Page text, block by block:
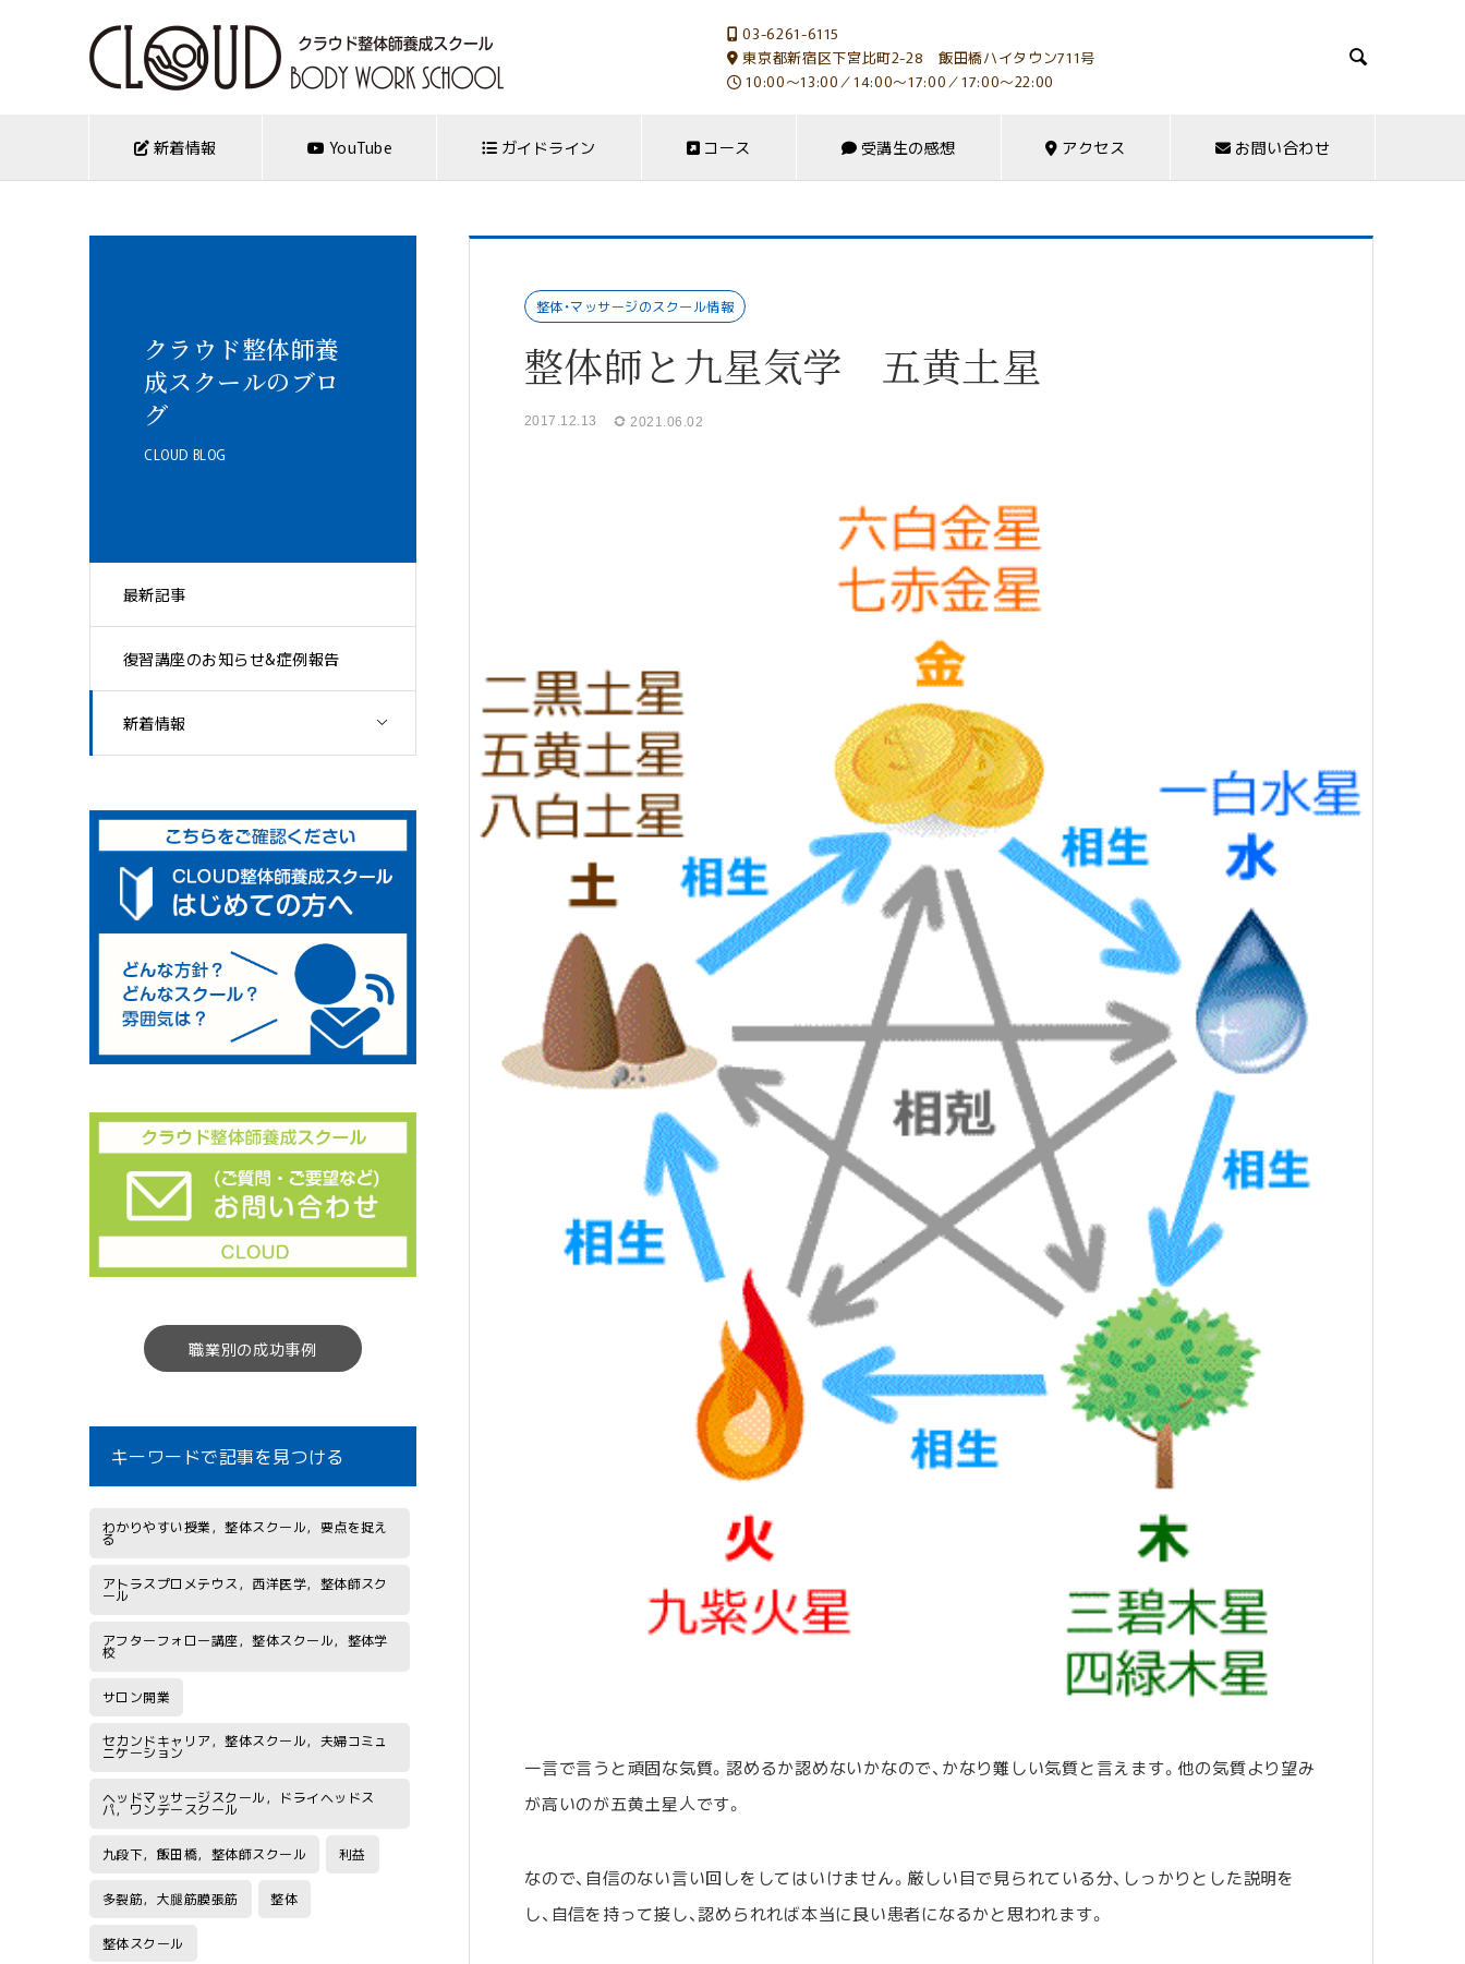
03-6261-6115
東京都新宿区下宮比町2-28 飯田橋ハイタウン711号
10:00～13:00／14:00～17:00／17:00～22:00

新着情報 YouTube ガイドライン コース 受講生の感想 アクセス お問い合わせ
クラウド整体師養
成スクールのブロ
グ
CLOUD BLOG
最新記事
復習講座のお知らせ&症例報告
新着情報
整体・マッサージのスクール情報
整体師と九星気学 五黄土星
2017.12.13 2021.06.02
一言で言うと頑固な気質。認めるか認めないかなので、かなり難しい気質と言えます。他の気質より望み
が高いのが五黄土星人です。
なので、自信のない言い回しをしてはいけません。厳しい目で見られている分、しっかりとした説明を
し、自信を持って接し、認められれば本当に良い患者になるかと思われます。
職業別の成功事例
キーワードで記事を見つける
わかりやすい授業，整体スクール，要点を捉え
る
アトラスプロメテウス，西洋医学，整体師スク
ール
アフターフォロー講座，整体スクール，整体学
校
サロン開業
セカンドキャリア，整体スクール，夫婦コミュ
ニケーション
ヘッドマッサージスクール，ドライヘッドス
パ，ワンデースクール
九段下，飯田橋，整体師スクール 利益
多裂筋，大腿筋膜張筋 整体
整体スクール